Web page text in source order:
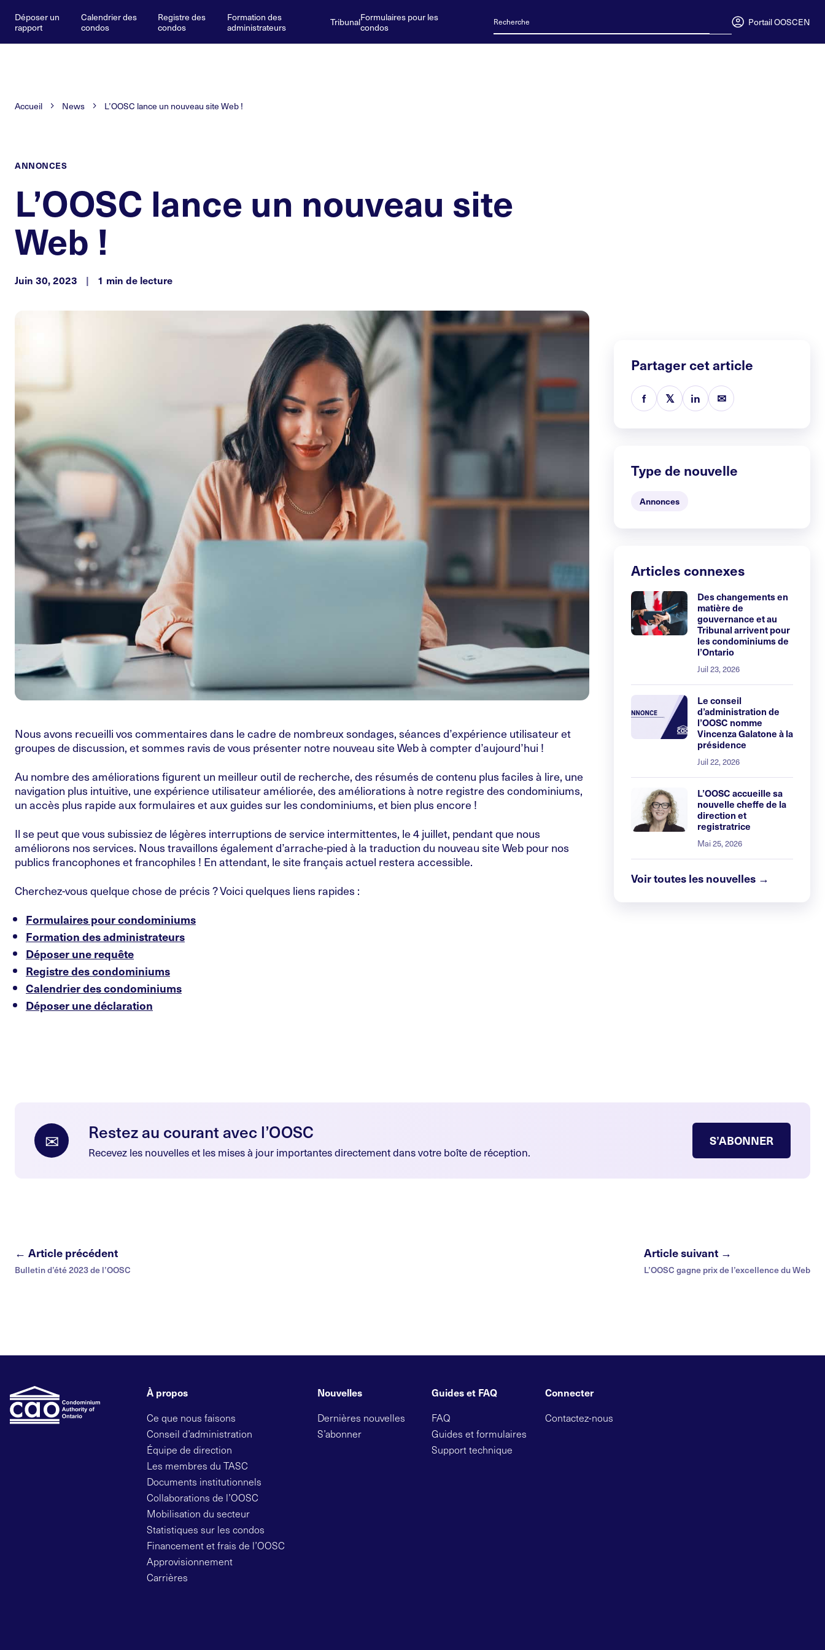
Déposer un
rapport
Calendrier des
condos
Registre des
condos
Formation des
administrateurs
TribunalFormulaires pour les
condos
Portail OOSCEN
Accueil News L’OOSC lance un nouveau site Web !
ANNONCES
L’OOSC lance un nouveau site
Web !
Juin 30, 2023 | 1 min de lecture
Nous avons recueilli vos commentaires dans le cadre de nombreux sondages, séances d’expérience utilisateur et
groupes de discussion, et sommes ravis de vous présenter notre nouveau site Web à compter d’aujourd’hui !
Au nombre des améliorations figurent un meilleur outil de recherche, des résumés de contenu plus faciles à lire, une
navigation plus intuitive, une expérience utilisateur améliorée, des améliorations à notre registre des condominiums,
un accès plus rapide aux formulaires et aux guides sur les condominiums, et bien plus encore !
Il se peut que vous subissiez de légères interruptions de service intermittentes, le 4 juillet, pendant que nous
améliorons nos services. Nous travaillons également d’arrache-pied à la traduction du nouveau site Web pour nos
publics francophones et francophiles ! En attendant, le site français actuel restera accessible.
Cherchez-vous quelque chose de précis ? Voici quelques liens rapides :
Formulaires pour condominiums
Formation des administrateurs
Déposer une requête
Registre des condominiums
Calendrier des condominiums
Déposer une déclaration
Partager cet article
f 𝕏 in ✉
Type de nouvelle
Annonces
Articles connexes
Des changements en
matière de
gouvernance et au
Tribunal arrivent pour
les condominiums de
l’Ontario
Juil 23, 2026
Le conseil
d’administration de
l’OOSC nomme
Vincenza Galatone à la
présidence
Juil 22, 2026
L’OOSC accueille sa
nouvelle cheffe de la
direction et
registratrice
Mai 25, 2026
Voir toutes les nouvelles →
✉ Restez au courant avec l’OOSC
Recevez les nouvelles et les mises à jour importantes directement dans votre boîte de réception.
S’ABONNER
← Article précédent
Bulletin d’été 2023 de l’OOSC
Article suivant →
L’OOSC gagne prix de l’excellence du Web
À propos
Ce que nous faisons
Conseil d’administration
Équipe de direction
Les membres du TASC
Documents institutionnels
Collaborations de l’OOSC
Mobilisation du secteur
Statistiques sur les condos
Financement et frais de l’OOSC
Approvisionnement
Carrières
Nouvelles
Dernières nouvelles
S’abonner
Guides et FAQ
FAQ
Guides et formulaires
Support technique
Connecter
Contactez-nous